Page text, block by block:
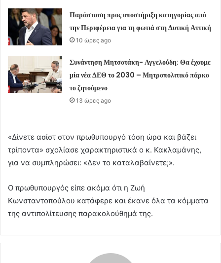
Παράσταση προς υποστήριξη κατηγορίας από
την Περιφέρεια για τη φωτιά στη Δυτική Αττική
10 ώρες ago
Συνάντηση Μητσοτάκη- Αγγελούδη: Θα έχουμε
μία νέα ΔΕΘ το 2030 – Μητροπολιτικό πάρκο
το ζητούμενο
13 ώρες ago
«Δίνετε ασίστ στον πρωθυπουργό τόση ώρα και βάζει
τρίποντα» σχολίασε χαρακτηριστικά ο κ. Κακλαμάνης,
για να συμπληρώσει: «Δεν το καταλαβαίνετε;».
Ο πρωθυπουργός είπε ακόμα ότι η Ζωή
Κωνσταντοπούλου κατάφερε και έκανε όλα τα κόμματα
της αντιπολίτευσης παρακολούθημά της.